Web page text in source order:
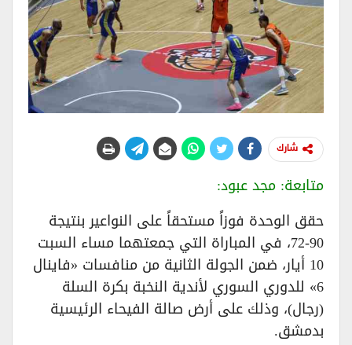
شارك
متابعة: مجد عبود:
حقق الوحدة فوزاً مستحقاً على النواعير بنتيجة
90-72، في المباراة التي جمعتهما مساء السبت
10 أيار، ضمن الجولة الثانية من منافسات «فاينال
6» للدوري السوري لأندية النخبة بكرة السلة
(رجال)، وذلك على أرض صالة الفيحاء الرئيسية
بدمشق.